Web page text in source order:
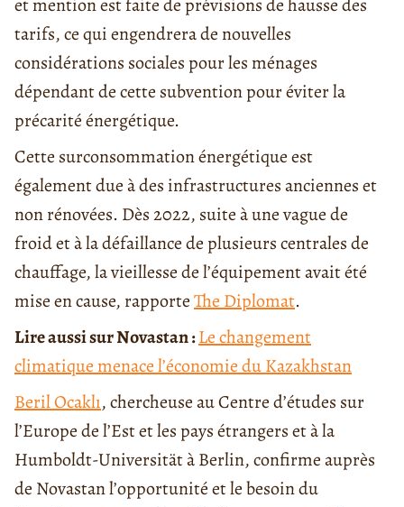
tarifs, ce qui engendrera de nouvelles
considérations sociales pour les ménages
dépendant de cette subvention pour éviter la
précarité énergétique.
Cette surconsommation énergétique est
également due à des infrastructures anciennes et
non rénovées. Dès 2022, suite à une vague de
froid et à la défaillance de plusieurs centrales de
chauffage, la vieillesse de l’équipement avait été
mise en cause, rapporteThe Diplomat.
Lire aussi sur Novastan :Le changement
climatique menace l’économie du Kazakhstan
Beril Ocaklı, chercheuse au Centre d’études sur
l’Europe de l’Est et les pays étrangers et à la
Humboldt-Universität à Berlin, confirme auprès
de Novastan l’opportunité et le besoin du